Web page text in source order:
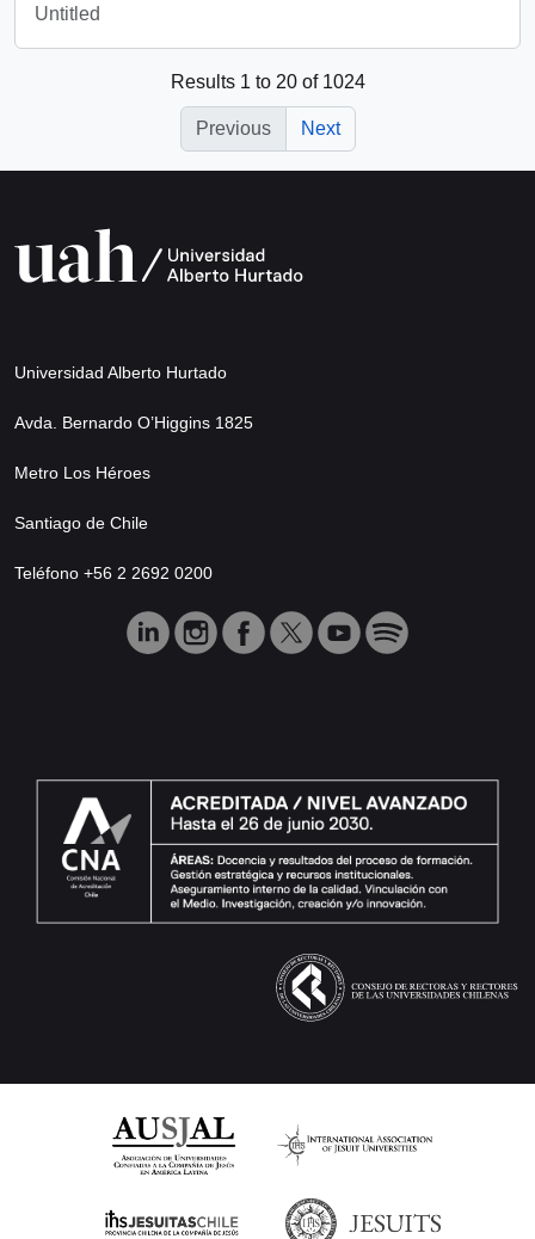
Untitled
Results 1 to 20 of 1024
Previous Next
Universidad Alberto Hurtado
Avda. Bernardo O’Higgins 1825
Metro Los Héroes
Santiago de Chile
Teléfono +56 2 2692 0200